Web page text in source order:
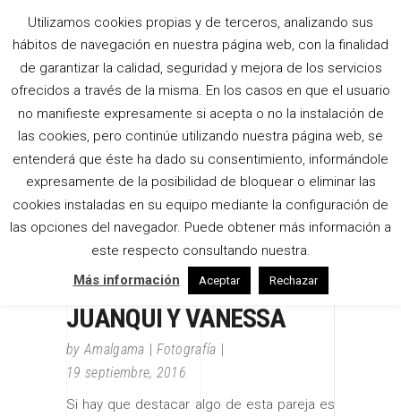
JUANQUI Y VANESSA
byAmalgama
Fotografía
19 septiembre, 2016
Si hay que destacar algo de esta pareja es
Utilizamos cookies propias y de terceros, analizando sus
hábitos de navegación en nuestra página web, con la finalidad
de garantizar la calidad, seguridad y mejora de los servicios
ofrecidos a través de la misma. En los casos en que el usuario
no manifieste expresamente si acepta o no la instalación de
las cookies, pero continúe utilizando nuestra página web, se
entenderá que éste ha dado su consentimiento, informándole
expresamente de la posibilidad de bloquear o eliminar las
cookies instaladas en su equipo mediante la configuración de
las opciones del navegador. Puede obtener más información a
este respecto consultando nuestra.
Más información
Aceptar Rechazar